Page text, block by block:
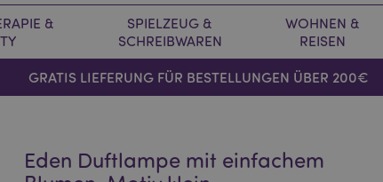
&
SPIELZEUG &
SCHREIBWAREN
WOHNEN &
REISEN
GRATIS LIEFERUNG FÜR BESTELLUNGEN ÜBER 200€
Eden Duftlampe mit einfachem